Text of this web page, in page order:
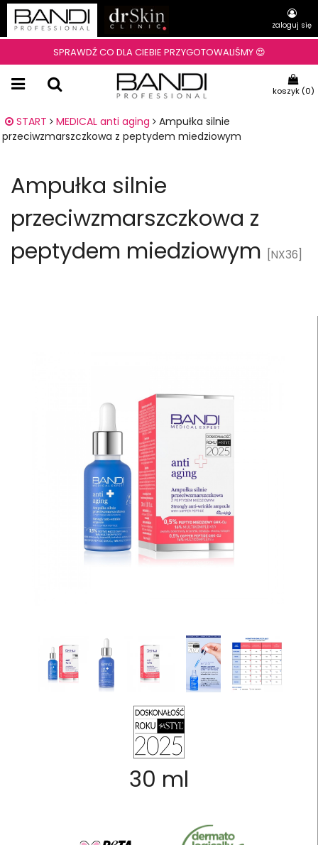
zaloguj się
SPRAWDŹ CO DLA CIEBIE PRZYGOTOWALIŚMY 😍
koszyk (0)
START MEDICAL anti aging
Ampułka silnie
przeciwzmarszczkowa z peptydem miedziowym
Ampułka silnie
przeciwzmarszczkowa z
peptydem miedziowym [NX36]
30 ml